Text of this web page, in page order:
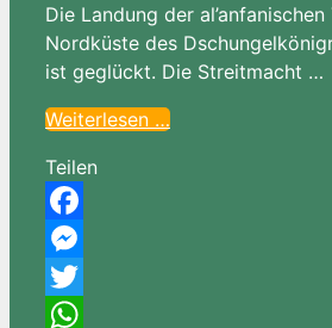
Die Landung der
Nordküste des
ist geglückt. Die Streitmacht …
Weiterlesen …
Teilen
Facebook
Messenger
Twitter